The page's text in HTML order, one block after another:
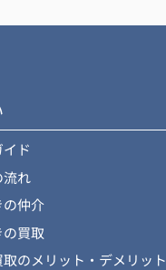
ド
流れ
の仲介
買取
のメリット・デメリット